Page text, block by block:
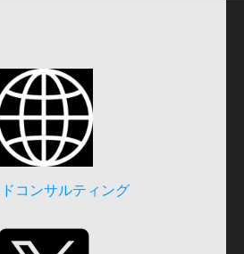
コンサルティング